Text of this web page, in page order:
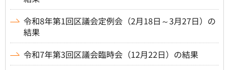
令和8年第1回区議会定例会（2月18日～3月27日）の
結果
令和7年第3回区議会臨時会（12月22日）の結果